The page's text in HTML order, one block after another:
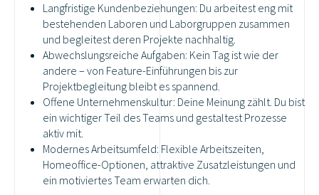
Langfristige Kundenbeziehungen: Du arbeitest eng mit
bestehenden Laboren und Laborgruppen zusammen
und begleitest deren Projekte nachhaltig.
Abwechslungsreiche Aufgaben: Kein Tag ist wie der
andere – von Feature-Einführungen bis zur
Projektbegleitung bleibt es spannend.
Offene Unternehmenskultur: Deine Meinung zählt. Du bist
ein wichtiger Teil des Teams und gestaltest Prozesse
aktiv mit.
Modernes Arbeitsumfeld: Flexible Arbeitszeiten,
Homeoffice-Optionen, attraktive Zusatzleistungen und
ein motiviertes Team erwarten dich.